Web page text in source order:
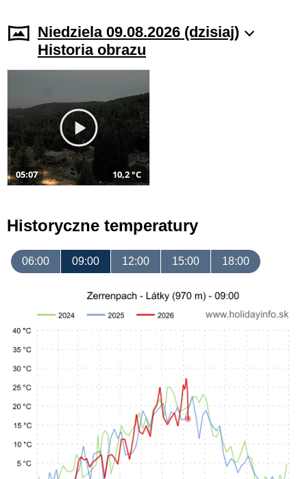
Niedziela 09.08.2026 (dzisiaj)
Historia obrazu
05:07 10,2 °C
Historyczne temperatury
06:00 09:00 12:00 15:00 18:00